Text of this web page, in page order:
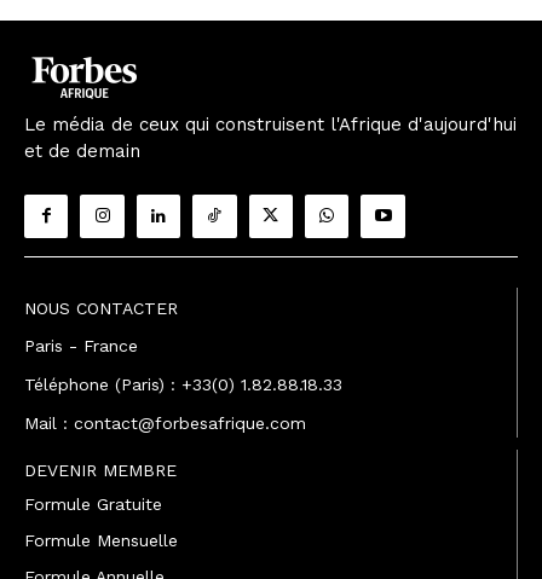
Le média de ceux qui construisent l'Afrique d'aujourd'hui
et de demain
NOUS CONTACTER
Paris - France
Téléphone (Paris) : +33(0) 1.82.88.18.33
Mail : contact@forbesafrique.com
DEVENIR MEMBRE
Formule Gratuite
Formule Mensuelle